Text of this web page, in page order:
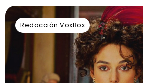
Redacción VoxBox